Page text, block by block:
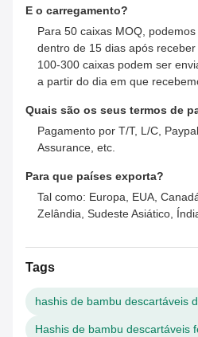
E o carregamento?
Para 50 caixas MOQ,
dentro de 15 dias após
100-300 caixas podem ser
a partir do dia em que
Quais são os seus termos de
Pagamento por T/T, L/C,
Assurance, etc.
Para que países exporta?
Tal como: Europa, EUA,
Zelândia, Sudeste Asiático,
Tags
hashis de bambu descartáveis
Hashis de bambu descartáveis